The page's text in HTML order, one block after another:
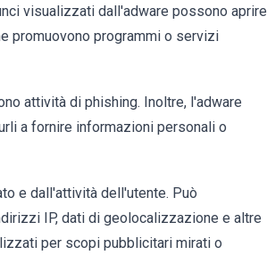
visualizzati dall'adware possono aprire
promuovono programmi o servizi
attività di phishing. Inoltre, l'adware
a fornire informazioni personali o
e dall'attività dell'utente. Può
IP, dati di geolocalizzazione e altre
per scopi pubblicitari mirati o